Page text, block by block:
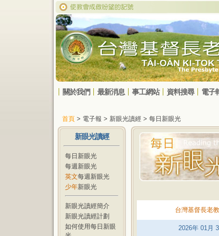
關於我們 最新消息 事工網站 資料搜尋 電子
首頁 > 電子報 > 新眼光讀經 > 每日新眼光
新眼光讀經
每日新眼光
每週新眼光
英文每週新眼光
少年新眼光
新眼光讀經簡介
新眼光讀經計劃
如何使用每日新眼
台灣基督長老
2026年 01月